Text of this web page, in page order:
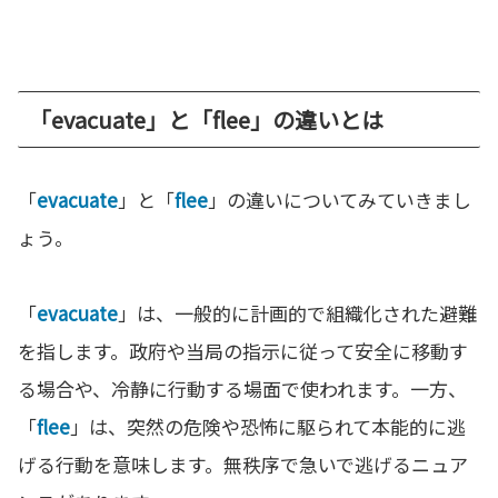
「evacuate」と「flee」の違いとは
「evacuate」と「flee」の違いについてみていきまし
ょう。
「evacuate」は、一般的に計画的で組織化された避難
を指します。政府や当局の指示に従って安全に移動す
る場合や、冷静に行動する場面で使われます。一方、
「flee」は、突然の危険や恐怖に駆られて本能的に逃
げる行動を意味します。無秩序で急いで逃げるニュア